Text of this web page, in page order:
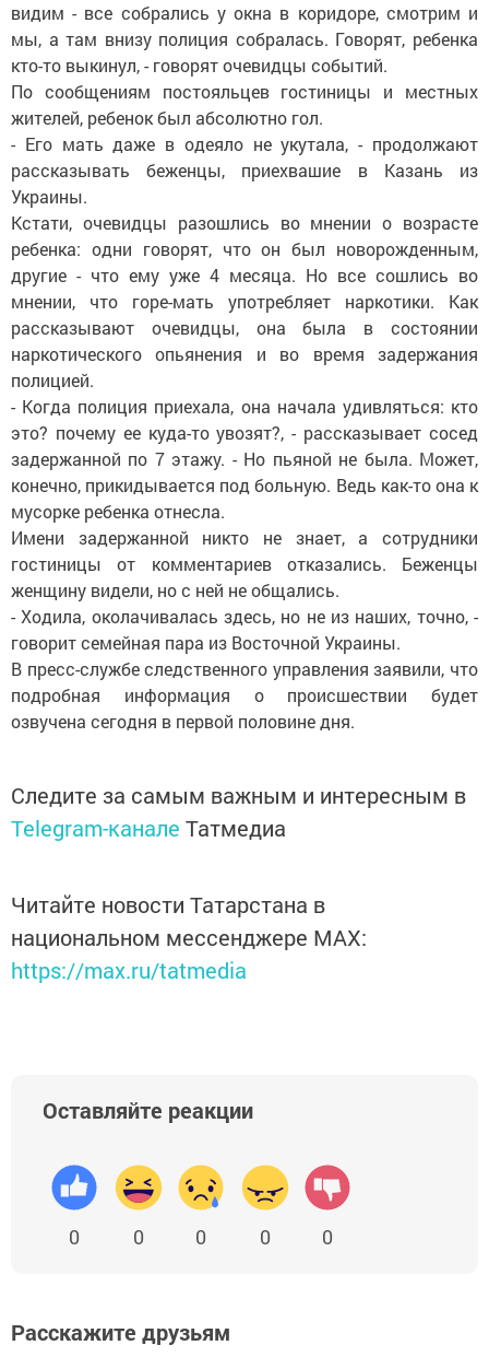
видим - все собрались у окна в коридоре, смотрим и
мы, а там внизу полиция собралась. Говорят, ребенка
кто-то выкинул, - говорят очевидцы событий.
По сообщениям постояльцев гостиницы и местных
жителей, ребенок был абсолютно гол.
- Его мать даже в одеяло не укутала, - продолжают
рассказывать беженцы, приехвашие в Казань из
Украины.
Кстати, очевидцы разошлись во мнении о возрасте
ребенка: одни говорят, что он был новорожденным,
другие - что ему уже 4 месяца. Но все сошлись во
мнении, что горе-мать употребляет наркотики. Как
рассказывают очевидцы, она была в состоянии
наркотического опьянения и во время задержания
полицией.
- Когда полиция приехала, она начала удивляться: кто
это? почему ее куда-то увозят?, - рассказывает сосед
задержанной по 7 этажу. - Но пьяной не была. Может,
конечно, прикидывается под больную. Ведь как-то она к
мусорке ребенка отнесла.
Имени задержанной никто не знает, а сотрудники
гостиницы от комментариев отказались. Беженцы
женщину видели, но с ней не общались.
- Ходила, околачивалась здесь, но не из наших, точно, -
говорит семейная пара из Восточной Украины.
В пресс-службе следственного управления заявили, что
подробная информация о происшествии будет
озвучена сегодня в первой половине дня.
Следите за самым важным и интересным в
Telegram-канале Татмедиа
Читайте новости Татарстана в
национальном мессенджере MАХ:
https://max.ru/tatmedia
Оставляйте реакции
0 0 0 0 0
Расскажите друзьям